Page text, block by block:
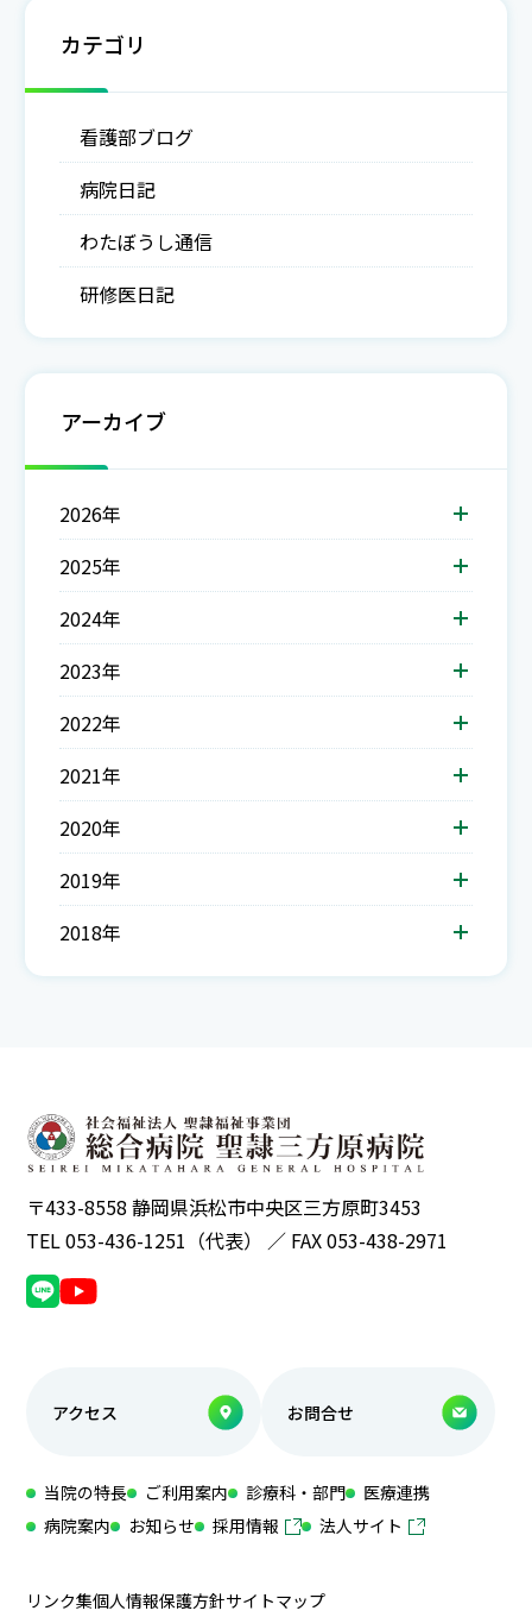
カテゴリ
看護部ブログ
病院日記
わたぼうし通信
研修医日記
アーカイブ
2026年
2025年
2024年
2023年
2022年
2021年
2020年
2019年
2018年
〒433-8558 静岡県浜松市中央区三方原町3453
TEL 053-436-1251（代表） ／ FAX 053-438-2971
アクセス お問合せ
当院の特長 ご利用案内 診療科・部門
医療連携
病院案内
お知らせ 採用情報 法人サイト
リンク集個人情報保護方針サイトマップ